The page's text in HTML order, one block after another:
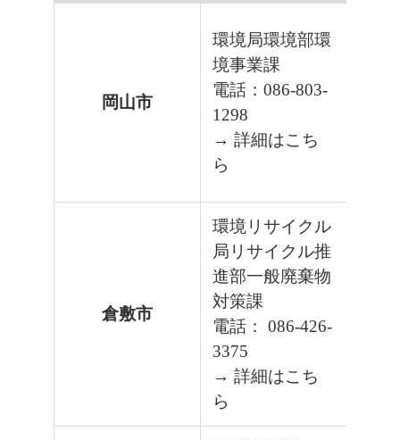
岡山市
環境局環境部環
境事業課
電話：086-803-
1298
→ 詳細はこち
ら
倉敷市
環境リサイクル
局リサイクル推
進部一般廃棄物
対策課
電話： 086-426-
3375
→ 詳細はこち
ら